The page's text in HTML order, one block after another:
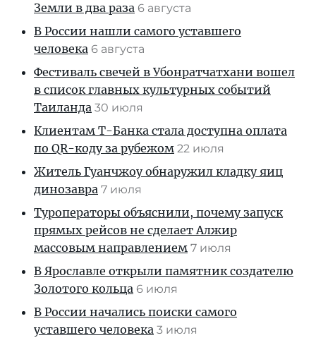
Земли в два раза 6 августа
В России нашли самого уставшего
человека 6 августа
Фестиваль свечей в Убонратчатхани вошел
в список главных культурных событий
Таиланда 30 июля
Клиентам T-Банка стала доступна оплата
по QR-коду за рубежом 22 июля
Житель Гуанчжоу обнаружил кладку яиц
динозавра 7 июля
Туроператоры объяснили, почему запуск
прямых рейсов не сделает Алжир
массовым направлением 7 июля
В Ярославле открыли памятник создателю
Золотого кольца 6 июля
В России начались поиски самого
уставшего человека 3 июля